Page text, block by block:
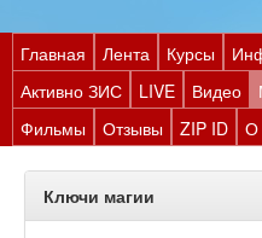
Главная Лента Курсы
Активно ЗИС
LIVE Видео
Фильмы
Отзывы ZIP ID О
Ключи магии